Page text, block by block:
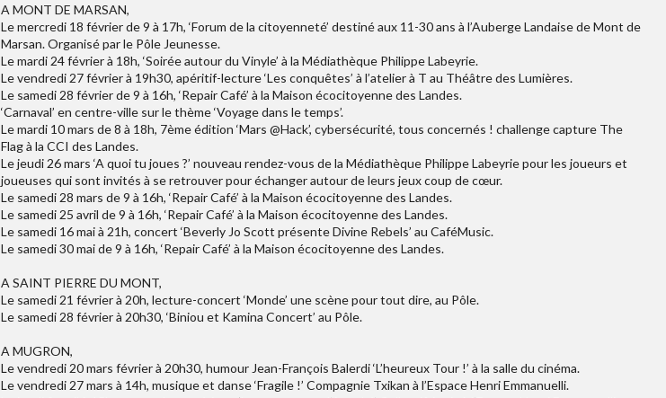
A MONT DE MARSAN,
Le mercredi 18 février de 9 à 17h, ‘Forum de la citoyenneté’ destiné aux 11-30 ans à l’Auberge Landaise de Mont de
Marsan. Organisé par le Pôle Jeunesse.
Le mardi 24 février à 18h, ‘Soirée autour du Vinyle’ à la Médiathèque Philippe Labeyrie.
Le vendredi 27 février à 19h30, apéritif-lecture ‘Les conquêtes’ à l’atelier à T au Théâtre des Lumières.
Le samedi 28 février de 9 à 16h, ‘Repair Café’ à la Maison écocitoyenne des Landes.
‘Carnaval’ en centre-ville sur le thème ‘Voyage dans le temps’.
Le mardi 10 mars de 8 à 18h, 7ème édition ‘Mars @Hack’, cybersécurité, tous concernés ! challenge capture The
Flag à la CCI des Landes.
Le jeudi 26 mars ‘A quoi tu joues ?’ nouveau rendez-vous de la Médiathèque Philippe Labeyrie pour les joueurs et
joueuses qui sont invités à se retrouver pour échanger autour de leurs jeux coup de cœur.
Le samedi 28 mars de 9 à 16h, ‘Repair Café’ à la Maison écocitoyenne des Landes.
Le samedi 25 avril de 9 à 16h, ‘Repair Café’ à la Maison écocitoyenne des Landes.
Le samedi 16 mai à 21h, concert ‘Beverly Jo Scott présente Divine Rebels’ au CaféMusic.
Le samedi 30 mai de 9 à 16h, ‘Repair Café’ à la Maison écocitoyenne des Landes.
A SAINT PIERRE DU MONT,
Le samedi 21 février à 20h, lecture-concert ‘Monde’ une scène pour tout dire, au Pôle.
Le samedi 28 février à 20h30, ‘Biniou et Kamina Concert’ au Pôle.
A MUGRON,
Le vendredi 20 mars février à 20h30, humour Jean-François Balerdi ‘L’heureux Tour !’ à la salle du cinéma.
Le vendredi 27 mars à 14h, musique et danse ‘Fragile !’ Compagnie Txikan à l’Espace Henri Emmanuelli.